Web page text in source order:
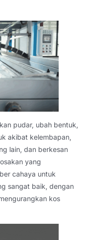
pudar, ubah bentuk,
akibat kelembapan,
lain, dan berkesan
yang
cahaya untuk
sangat baik, dengan
kos